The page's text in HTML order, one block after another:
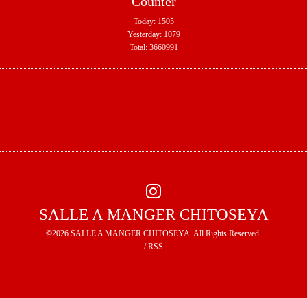
Today: 1505
Yesterday: 1079
Total: 3660991
SALLE A MANGER CHITOSEYA
©2026 SALLE A MANGER CHITOSEYA. All Rights Reserved.
/RSS